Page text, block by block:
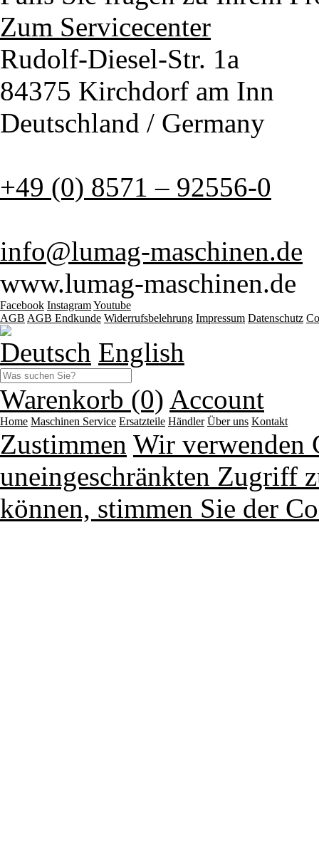
Zum Servicecenter
Rudolf-Diesel-Str. 1a
84375 Kirchdorf am Inn
Deutschland / Germany
+49 (0) 8571 – 92556-0
info@lumag-maschinen.de
www.lumag-maschinen.de
Facebook InstagramYoutube
AGB AGB Endkunde Widerrufsbelehrung Impressum Datenschutz
Deutsch English
Warenkorb (0) Account
Home Maschinen Service Ersatzteile Händler Über uns Kontakt
Zustimmen Wir verwenden
uneingeschränkten Zugriff
können, stimmen Sie der